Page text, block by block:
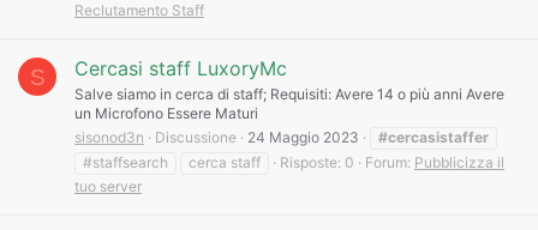
Reclutamento Staff
S Cercasi staff LuxoryMc
Salve siamo in cerca di staff; Requisiti: Avere 14 o più anni Avere
un Microfono Essere Maturi
sisonod3n
Discussione 24 Maggio 2023
#cercasistaffer
#staffsearch
cerca staff Risposte: 0 Forum: Pubblicizza il
tuo server